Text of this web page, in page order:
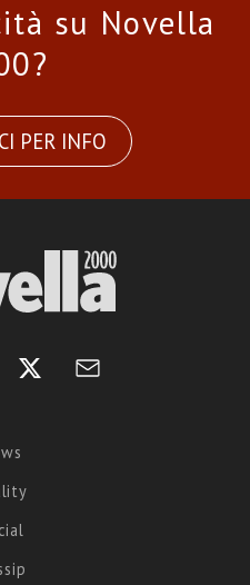
su Novella
PER INFO